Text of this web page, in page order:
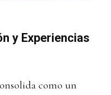
y Experiencias
como un